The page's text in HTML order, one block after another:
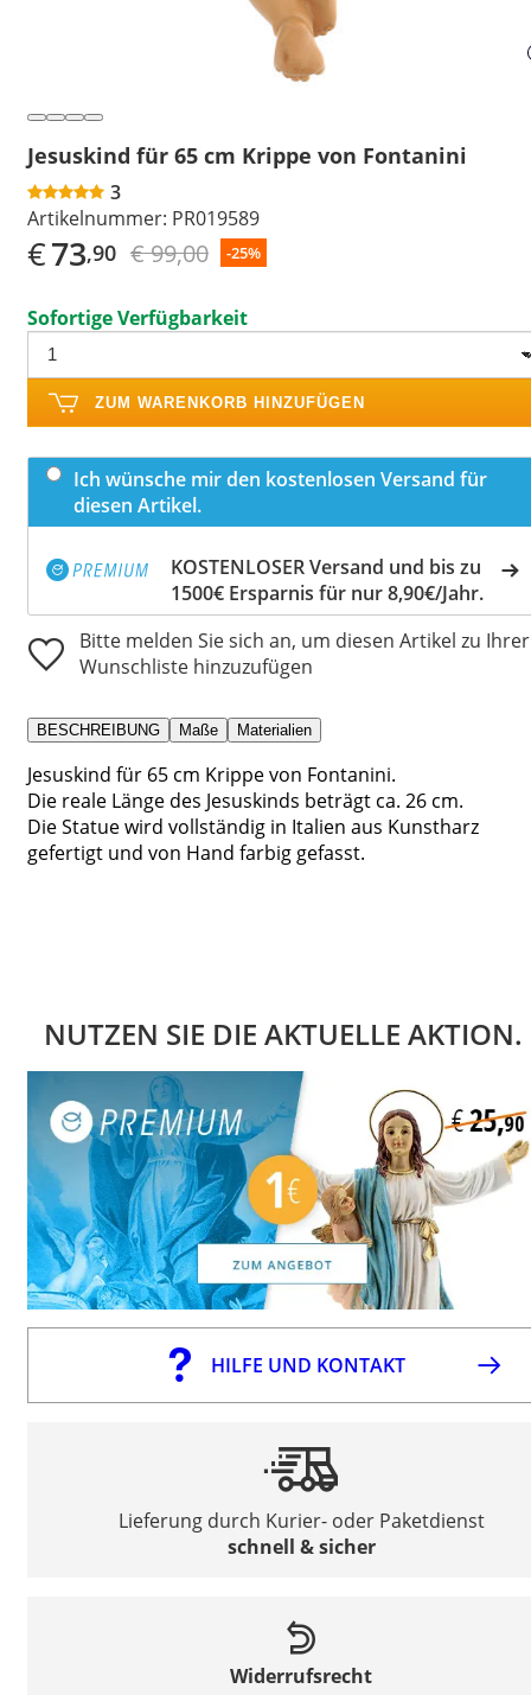
Jesuskind für 65 cm Krippe von Fontanini
3
Artikelnummer: PR019589
€73,90 € 99,00 -25%
Sofortige Verfügbarkeit
ZUM WARENKORB HINZUFÜGEN
Ich wünsche mir den kostenlosen Versand für
diesen Artikel.
KOSTENLOSER Versand und bis zu
1500€ Ersparnis für nur 8,90€/Jahr.
Bitte melden Sie sich an, um diesen Artikel zu Ihrer
Wunschliste hinzuzufügen
BESCHREIBUNG Maße Materialien
Jesuskind für 65 cm Krippe von Fontanini.
Die reale Länge des Jesuskinds beträgt ca. 26 cm.
Die Statue wird vollständig in Italien aus Kunstharz
gefertigt und von Hand farbig gefasst.
NUTZEN SIE DIE AKTUELLE AKTION.
HILFE UND KONTAKT
Lieferung durch Kurier- oder Paketdienst
schnell & sicher
Widerrufsrecht